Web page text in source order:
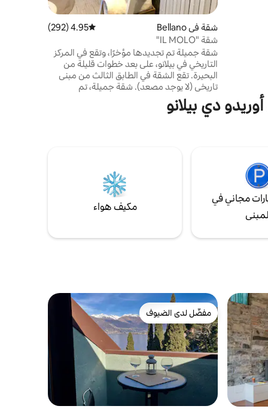
شقة في Bellano متوسط التقييم 4.95 من 5، 292 مراجعات
4.95 (292)
شقة "IL MOLO"
شقة جميلة تم تجديدها مؤخرًا، وتقع في المركز
التاريخي في بيلانو، على بعد خطوات قليلة من
البحيرة. تقع الشقة في الطابق الثالث من مبنى
تاريخي (لا يوجد مصعد). شقة جميلة، تم
تجديدها مؤخرًا، وتقع في المركز التاريخي في
بيلانو، على بعد خطوات قليلة من البحيرة. مثالية
للأزواج، بالقرب من العديد من الخدمات مثل
دي بيلانو
مجاني في
مكيف هواء
مفضّل لدى الضيوف
مفضّل لدى الضيوف